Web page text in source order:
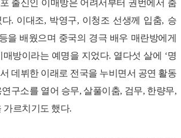
출신인 이매방은 어려서부터 권번에서 춤
. 이대조, 박영구, 이청조 선생께 입춤, 승
을 배웠으며 중국의 경극 배우 매란방에게
방이라는 예명을 지었다. 열다섯 살에 ‘명
데뷔한 이래로 전국을 누비면서 공연 활동
구소를 열어 승무, 살풀이춤, 검무, 한량무,
가르치기도 했다.